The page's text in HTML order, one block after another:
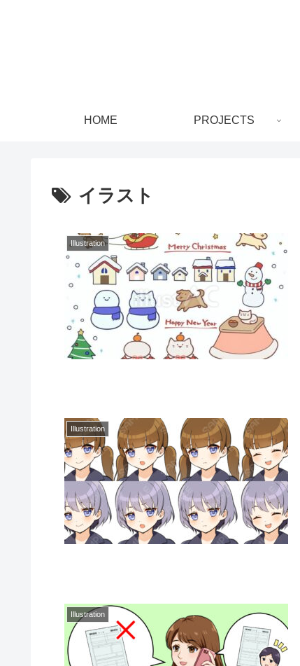
HOME PROJECTS
イラスト
Illustration
Illustration
Illustration